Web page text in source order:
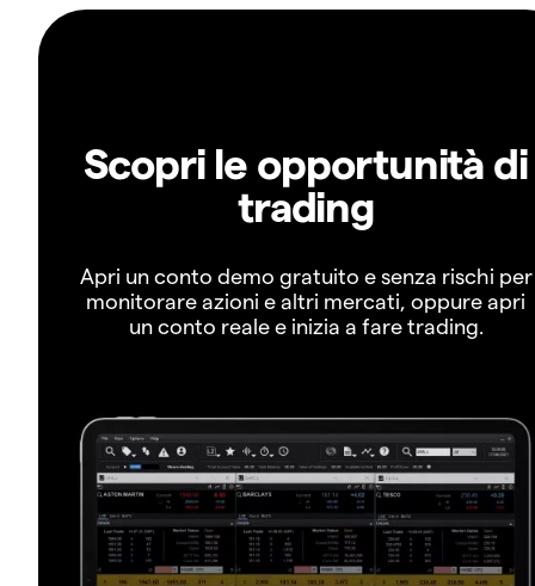
Scopri le opportunità di
trading
Apri un conto demo gratuito e senza rischi per
monitorare azioni e altri mercati, oppure apri
un conto reale e inizia a fare trading.